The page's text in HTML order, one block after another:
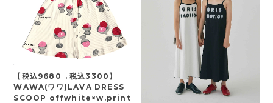
【税込9680→税込3300】
WAWA(ワワ)LAVA DRESS
SCOOP offwhite×w.print